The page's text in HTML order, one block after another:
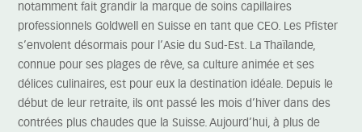
notamment fait grandir la marque de soins capillaires
professionnels Goldwell en Suisse en tant que CEO. Les Pfister
s’envolent désormais pour l’Asie du Sud-Est. La Thaïlande,
connue pour ses plages de rêve, sa culture animée et ses
délices culinaires, est pour eux la destination idéale. Depuis le
début de leur retraite, ils ont passé les mois d’hiver dans des
contrées plus chaudes que la Suisse. Aujourd’hui, à plus de